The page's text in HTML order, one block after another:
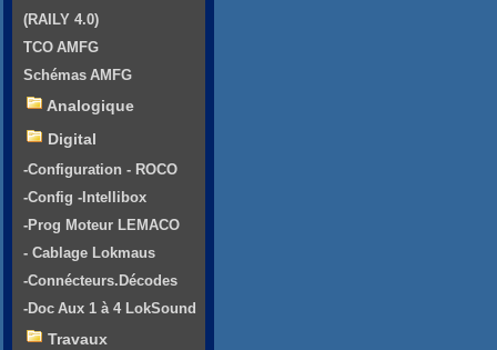
(RAILY 4.0)
TCO AMFG
Schémas AMFG
Analogique
Digital
-Configuration - ROCO
-Config -Intellibox
-Prog Moteur LEMACO
- Cablage Lokmaus
-Connécteurs.Décodes
-Doc Aux 1 à 4 LokSound
Travaux